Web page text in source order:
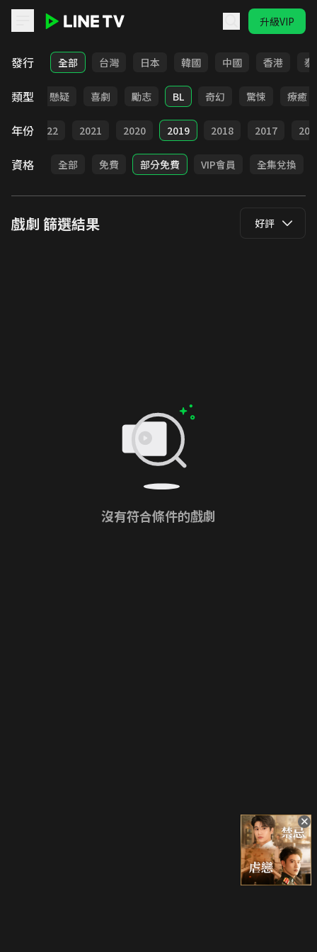
升級VIP
LINE TV - 戲劇
發行 全部 台灣 日本 韓國 中國 香港 泰
類型
甜寵 懸疑 喜劇 勵志 BL 奇幻 驚悚 療癒
年份 2022 2021 2020 2019 2018 2017
資格 全部 免費 部分免費 VIP會員 全集兌換
戲劇 篩選結果 好評
沒有符合條件的戲劇